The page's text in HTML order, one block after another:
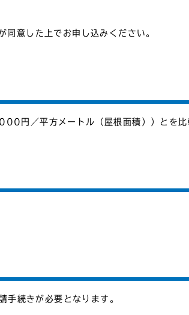
同意した上でお申し込みください。
円／平方メートル（屋根面積））とを
手続きが必要となります。